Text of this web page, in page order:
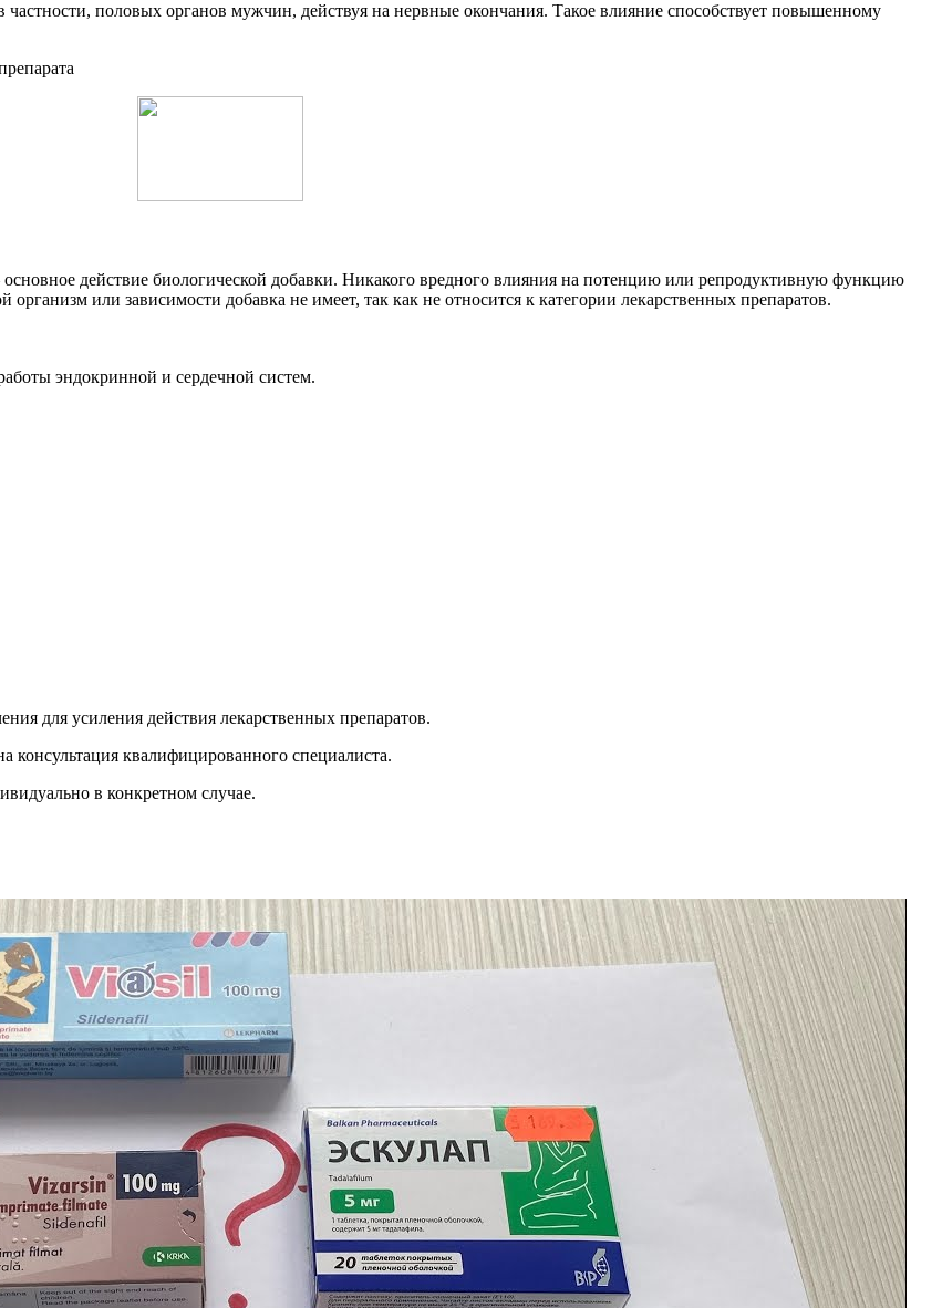
половых органов мужчин, действуя на нервные окончания. Такое влияние способствует повышенному
действие биологической добавки. Никакого вредного влияния на потенцию или репродуктивную функцию
или зависимости добавка не имеет, так как не относится к категории лекарственных препаратов.
эндокринной и сердечной систем.
для усиления действия лекарственных препаратов.
консультация квалифицированного специалиста.
в конкретном случае.